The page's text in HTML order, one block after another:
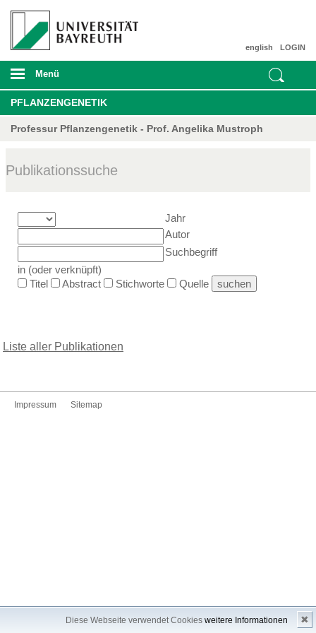
Diese Webseite verwendet Cookies weitere Informationen ✖
LOGIN
english
Menü
PFLANZENGENETIK
Professur Pflanzengenetik - Prof. Angelika Mustroph
Publikationssuche
Jahr
Autor
Suchbegriff
in (oder verknüpft)
Titel
Abstract Stichworte Quelle
Liste aller Publikationen
Impressum Sitemap